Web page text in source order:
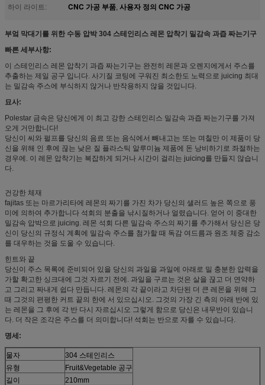
하이 라이트:
CNC 가공 부품, 사용자 정의 CNC 가공
부엌 막대기를 위한 수동 압박 304 스테인리스 레몬 압착기 밀감속 과즙 짜는기구
빠른 세부사항:
이 스테인리스 레몬 압착기 과즙 짜는기구는 완전히 레몬과 오렌지에게서 주스를
추출하는 제일 공구 입니다. 사기질 코팅에 구워진 최소한도 노력으로 juicing 최대
는 밀감속 주스에 부식하지 않거나 반작용하지 않을 것입니다.
묘사:
Polestar 금속은 당신에게 이 최고 강한 스테인리스 밀감속 과즙 짜는기구를 가져
오게 거만합니다!
당신이 씨와 펄프를 당신의 음료 또는 음식에서 빼내고는 또는 며칠만 이 제품이 당
신을 위해 인 후에 끊는 낮은 질 플라스틱 알루미늄 제품에 돈 낭비하기로 좌절하는
경우에. 이 레몬 압착기는 복잡하게 되거나 시간이 걸리는 juicing를 만들지 않습니
다.
건강한 체재
fajitas 또는 마르가리타에 레몬의 짜기를 가진 차가 당신의 샐러드 높은 쪽으로 풍
미에 의하여 추가합니다 석회의 분출을 낚시질하거나 얼렸습니다. 얻어 이 중대한
밀감속 압박으로 juicing. 레몬 석회 다른 밀감속 주스의 짜기를 추가해서 당신은 당
신이 당신의 규정식 계획에 밀감속 주스를 첨가할 때 독감 여드름과 원조 체중 감소
를 대우하는 것을 도울 수 있습니다.
힌트와 끝
당신이 주스 목록에 준비되어 있을 당신의 과일을 과일에 아래로 밀 충분한 압력을
가할 확고한 싱크대에 그것 자르기 전에. 과일을 구르는 것은 살을 끊고 더 연약하
고 그리고 짜내게 쉽다 만듭니다. 레몬의 각 끝이라고 차단된 더 큰 레몬을 위해 그
때 그것의 편평한 커트 끝의 한에 서 있으십시오. 그것의 가장 긴 측의 아래 반에 있
는 레몬을 그 후에 각 반 다시 자르십시오 그렇게 함으로 당신은 내무반이 있습니
다. 더 작은 조각은 주스를 더 의미합니다! 석회는 반으로 자를 수 있습니다.
명세:
물자
304 스테인리스
유형
Fruit&Vegetable 공구
길이
210mm